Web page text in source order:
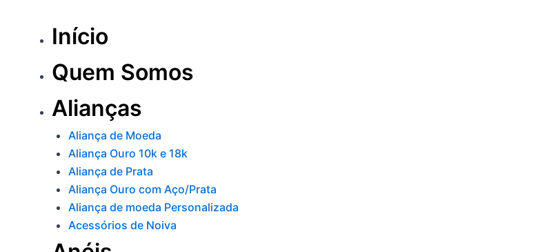
Início
Quem Somos
Alianças
Aliança de Moeda
Aliança Ouro 10k e 18k
Aliança de Prata
Aliança Ouro com Aço/Prata
Aliança de moeda Personalizada
Acessórios de Noiva